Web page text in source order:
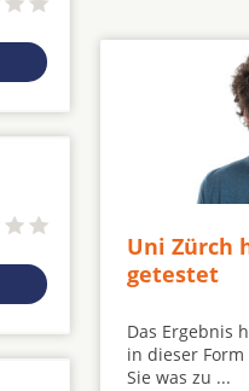
Uni Zürch
getestet
Das Ergebnis
in dieser
Sie was zu ...